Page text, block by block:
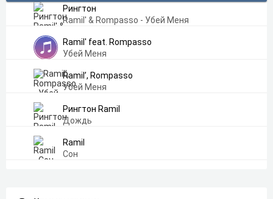
Рингтон
Ramil' & Rompasso - Убей Меня
Ramil' feat. Rompasso
Убей Меня
Ramil’, Rompasso
Убей Меня
Рингтон Ramil
Дождь
Ramil
Сон